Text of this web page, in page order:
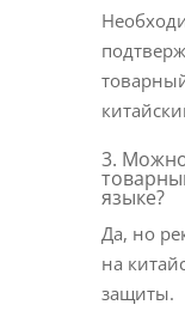
3.
языке?
Да, но
на
защиты.